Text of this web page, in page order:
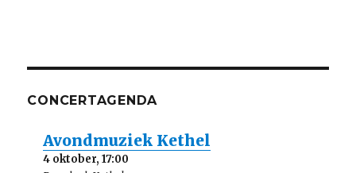
t
a
CONCERTAGENDA
Avondmuziek Kethel
4 oktober, 17:00